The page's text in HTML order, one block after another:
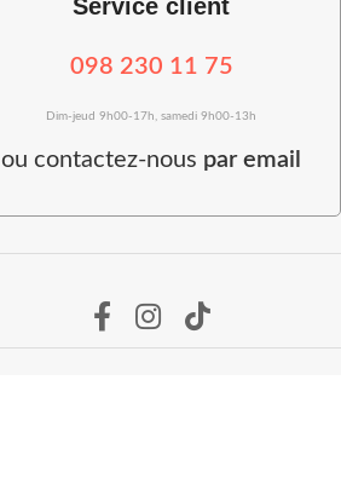
Service client
098 230 11 75
Dim-jeud 9h00-17h, samedi 9h00-13h
oucontactez-nous par email